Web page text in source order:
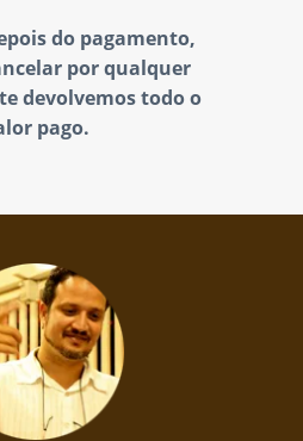
do pagamento,
por qualquer
devolvemos todo o
pago.